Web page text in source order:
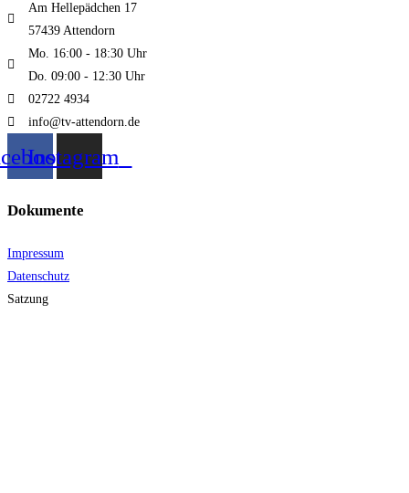
Am Hellepädchen 17
57439 Attendorn
Mo. 16:00 - 18:30 Uhr
Do. 09:00 - 12:30 Uhr
02722 4934
info@tv-attendorn.de
Instagram
Dokumente
Impressum
Datenschutz
Satzung